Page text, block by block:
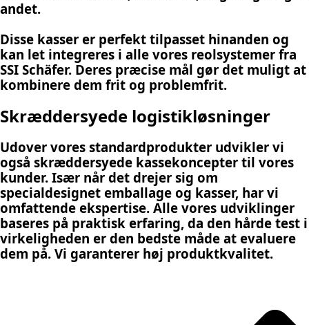
andet.
Disse kasser er perfekt tilpasset hinanden og
kan let integreres i alle vores reolsystemer fra
SSI Schäfer. Deres præcise mål gør det muligt at
kombinere dem frit og problemfrit.
Skræddersyede logistikløsninger
Udover vores standardprodukter udvikler vi
også skræddersyede kassekoncepter til vores
kunder. Især når det drejer sig om
specialdesignet emballage og kasser, har vi
omfattende ekspertise. Alle vores udviklinger
baseres på praktisk erfaring, da den hårde test i
virkeligheden er den bedste måde at evaluere
dem på. Vi garanterer høj produktkvalitet.